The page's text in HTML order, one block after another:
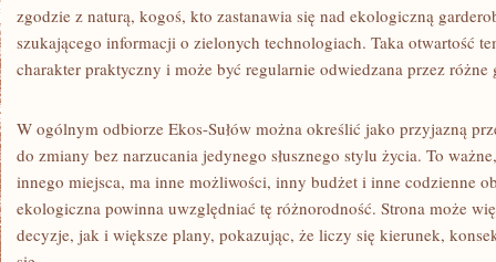
zgodzie z naturą, kogoś, kto zastanawia się nad ekologiczną
szukającego informacji o zielonych technologiach. Taka otwartość
charakter praktyczny i może być regularnie odwiedzana przez
W ogólnym odbiorze Ekos-Sułów można określić jako przyjazną
do zmiany bez narzucania jedynego słusznego stylu życia. To
innego miejsca, ma inne możliwości, inny budżet i inne codzienne
ekologiczna powinna uwzględniać tę różnorodność. Strona może
decyzje, jak i większe plany, pokazując, że liczy się kierunek,